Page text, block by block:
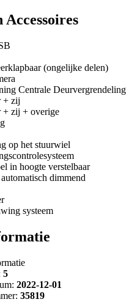
Accessoires
(ongelijke delen)
Centrale Deurvergrendeling
+ zij
+ zij + overige
op het stuurwiel
in hoogte verstelbaar
dimmend
systeem
5
2022-12-01
35819